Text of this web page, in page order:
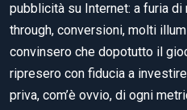
pubblicità su Internet: a furia
through, conversioni, molti
convinsero che dopotutto il
ripresero con fiducia a
priva, com’è ovvio, di ogni